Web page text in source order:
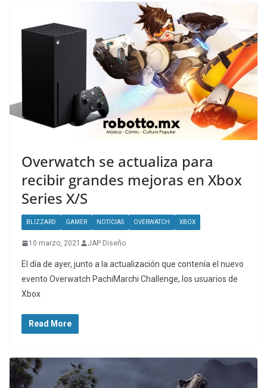
Overwatch se actualiza para
recibir grandes mejoras en Xbox
Series X/S
BLIZZARD GAMER NOTICIAS OVERWATCH XBOX
10 marzo, 2021 JAP Diseño
El día de ayer, junto a la actualización que contenía el nuevo
evento Overwatch PachiMarchi Challenge, los usuarios de
Xbox
Read More